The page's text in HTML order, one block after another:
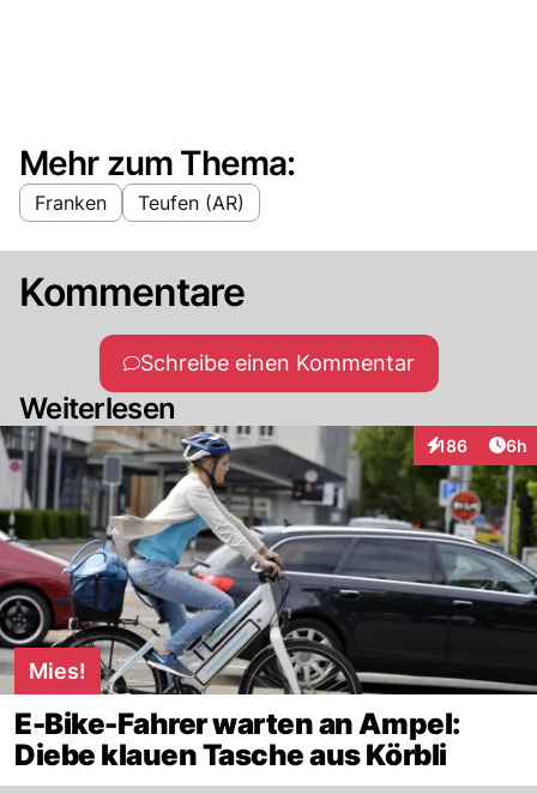
Mehr zum Thema:
Franken Teufen (AR)
Kommentare
Schreibe einen Kommentar
Weiterlesen
186
Interaktionen
6h
Mies!
E-Bike-Fahrer warten an Ampel:
Diebe klauen Tasche aus Körbli